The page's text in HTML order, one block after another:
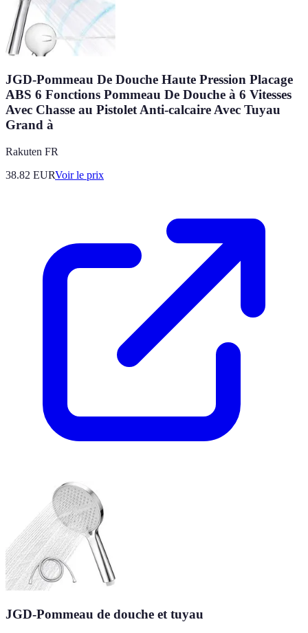
JGD-Pommeau De Douche Haute Pression Placage
ABS 6 Fonctions Pommeau De Douche à 6 Vitesses
Avec Chasse au Pistolet Anti-calcaire Avec Tuyau
Grand à
Rakuten FR
38.82 EURVoir le prix
JGD-Pommeau de douche et tuyau